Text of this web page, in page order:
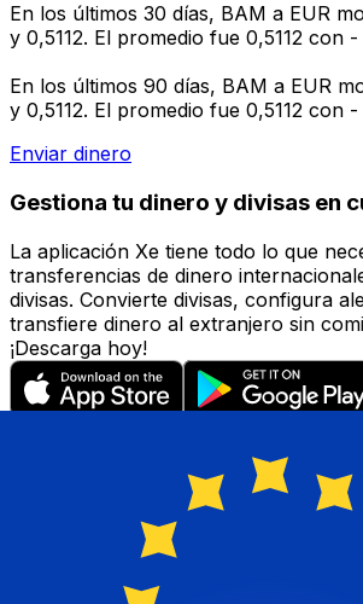
En los últimos 30 días, BAM a EUR
y 0,5112. El promedio fue 0,5112 con -
En los últimos 90 días, BAM a EUR
y 0,5112. El promedio fue 0,5112 con -
Enviar dinero
Gestiona tu dinero y divisas en
La aplicación Xe tiene todo lo que
transferencias de dinero
divisas. Convierte divisas, configura
transfiere dinero al extranjero sin
¡Descarga hoy!